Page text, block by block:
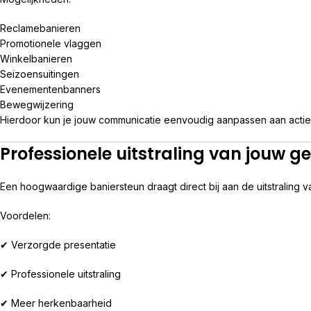
Reclamebanieren
Promotionele vlaggen
Winkelbanieren
Seizoensuitingen
Evenementenbanners
Bewegwijzering
Hierdoor kun je jouw communicatie eenvoudig aanpassen aan
Professionele uitstraling van jouw
Een hoogwaardige baniersteun draagt direct bij aan de uitstraling
Voordelen:
✔ Verzorgde presentatie
✔ Professionele uitstraling
✔ Meer herkenbaarheid